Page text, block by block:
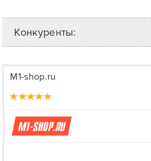
Конкуренты:
M1-shop.ru